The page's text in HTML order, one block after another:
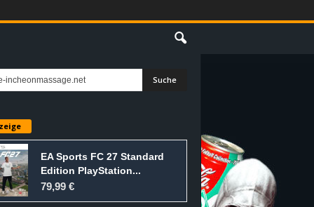
EA Sports FC 27 Standard
Edition PlayStation...
79,99 €